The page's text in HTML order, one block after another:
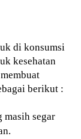
di konsumsi
kesehatan
berikut :
masih segar